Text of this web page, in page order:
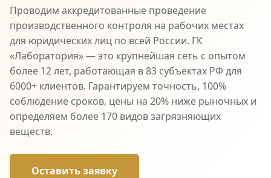
Проводим аккредитованные проведение
производственного контроля на рабочих местах
для юридических лиц по всей России. ГК
«Лаборатория» — это крупнейшая сеть с опытом
более 12 лет, работающая в 83 субъектах РФ для
6000+ клиентов. Гарантируем точность, 100%
соблюдение сроков, цены на 20% ниже рыночных и
определяем более 170 видов загрязняющих
веществ.
Оставить заявку